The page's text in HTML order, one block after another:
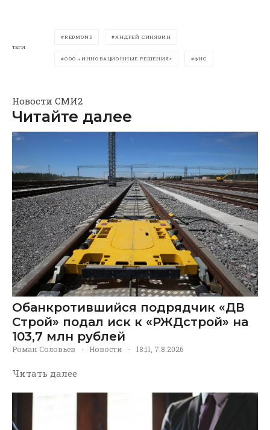
ТЕГИ
REDMOND АНДРЕЙ СИНЯВИН
ООО «ИННОВАЦИОННЫЕ РЕШЕНИЯ» ФНС
Новости СМИ2
Читайте далее
Обанкротившийся подрядчик «ДВ
Строй» подал иск к «РЖДстрой» на
103,7 млн рублей
Роман Соловьев · Новости · 18:11, 7.8.2026
Читать далее